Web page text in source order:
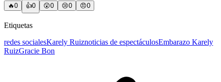
🔥0 👍0 😲0 😢0 😠0
Etiquetas
redes socialesKarely Ruiznoticias de espectáculosEmbarazo Karely
RuizGracie Bon